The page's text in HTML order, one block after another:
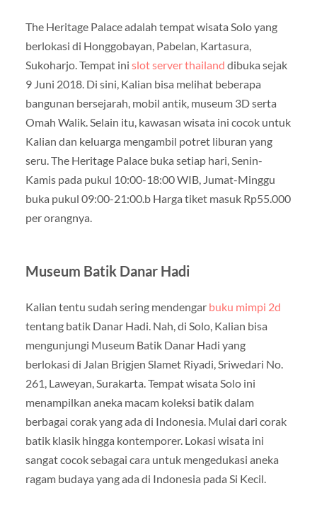
The Heritage Palace adalah tempat wisata Solo yang
berlokasi di Honggobayan, Pabelan, Kartasura,
Sukoharjo. Tempat ini slot server thailand dibuka sejak
9 Juni 2018. Di sini, Kalian bisa melihat beberapa
bangunan bersejarah, mobil antik, museum 3D serta
Omah Walik. Selain itu, kawasan wisata ini cocok untuk
Kalian dan keluarga mengambil potret liburan yang
seru. The Heritage Palace buka setiap hari, Senin-
Kamis pada pukul 10:00-18:00 WIB, Jumat-Minggu
buka pukul 09:00-21:00.b Harga tiket masuk Rp55.000
per orangnya.
Museum Batik Danar Hadi
Kalian tentu sudah sering mendengar buku mimpi 2d
tentang batik Danar Hadi. Nah, di Solo, Kalian bisa
mengunjungi Museum Batik Danar Hadi yang
berlokasi di Jalan Brigjen Slamet Riyadi, Sriwedari No.
261, Laweyan, Surakarta. Tempat wisata Solo ini
menampilkan aneka macam koleksi batik dalam
berbagai corak yang ada di Indonesia. Mulai dari corak
batik klasik hingga kontemporer. Lokasi wisata ini
sangat cocok sebagai cara untuk mengedukasi aneka
ragam budaya yang ada di Indonesia pada Si Kecil.